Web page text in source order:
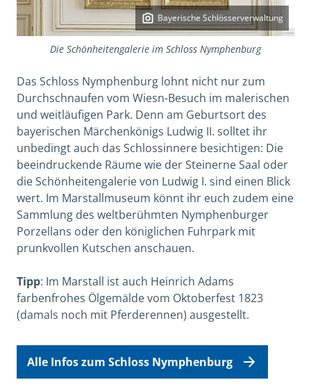
Bayerische Schlösserverwaltung
Die Schönheitengalerie im Schloss Nymphenburg
Das Schloss Nymphenburg lohnt nicht nur zum
Durchschnaufen vom Wiesn-Besuch im malerischen
und weitläufigen Park. Denn am Geburtsort des
bayerischen Märchenkönigs Ludwig II. solltet ihr
unbedingt auch das Schlossinnere besichtigen: Die
beeindruckende Räume wie der Steinerne Saal oder
die Schönheitengalerie von Ludwig I. sind einen Blick
wert. Im Marstallmuseum könnt ihr euch zudem eine
Sammlung des weltberühmten Nymphenburger
Porzellans oder den königlichen Fuhrpark mit
prunkvollen Kutschen anschauen.
Tipp: Im Marstall ist auch Heinrich Adams
farbenfrohes Ölgemälde vom Oktoberfest 1823
(damals noch mit Pferderennen) ausgestellt.
Alle Infos zum Schloss Nymphenburg